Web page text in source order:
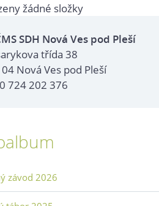
žádné složky
SDH Nová Ves pod Pleší
třída 38
Nová Ves pod Pleší
724 202 376
závod 2026